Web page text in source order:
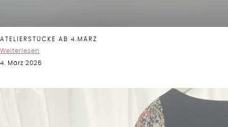
ATELIERSTÜCKE AB 4.MÄRZ
Weiterlesen
4. März 2026